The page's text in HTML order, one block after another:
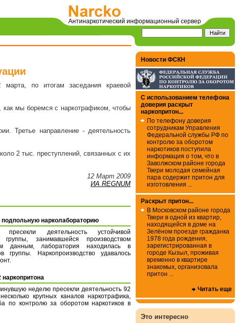
Антинаркотический информационный сервер
по итогам заседания краевой
как мы боремся с наркотрафиком, чтобы
Третье направление - деятельность
2 тыс. преступлений, связанных с их
12 Март 2009
ИА REGNUM
нарколабораторию
пресекли деятельность устойчивой
группы, занимавшейся производством
данным, лаборатория находилась в
группы. Наркопроизводство удавалось
неделю пресекли деятельность 92
крупных каналов наркотрафика,
по контролю за оборотом наркотиков в
Новости ФСКН
С использованием телефона
доверия раскрыт
наркопритон...
По телефону доверия
сотрудникам Управления
Федеральной службы РФ по
контролю за оборотом
наркотиков поступила
информация о том, что в
Заволжском районе города
Твери молодая семейная
пара содержит притон для
изготовления ...
Раскрыт притон...
В Московском районе города
Твери в одной из квартир,
находящейся в доме на
Зелёном проезде гражданка
1978 года рождения,
зарегистрированная в
городе Кызыл, проживая
временно в квартире
знакомых, организовала
притон ...
Читать еще
Это интересно